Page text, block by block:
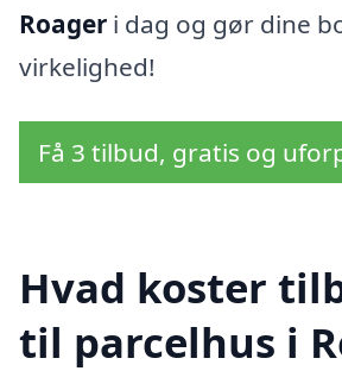
Roager i dag og gør dine
virkelighed!
Få 3 tilbud, gratis og
Hvad koster
til parcelhus i